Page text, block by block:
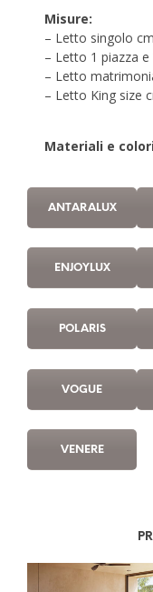
Misure:
– Letto singolo
– Letto 1 piazza
– Letto
– Letto King size
Materiali e
ANTARALUX
ENJOYLUX
POLARIS
VOGUE
VENERE